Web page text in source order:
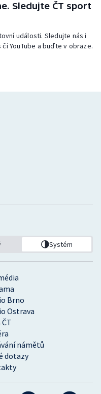
Sledujte ČT sport
události. Sledujte nás i
YouTube a buďte v obraze.
Brno
Ostrava
ČT
námětů
dotazy
Systém